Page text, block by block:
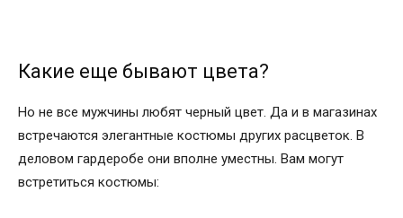
Какие еще бывают цвета?
Но не все мужчины любят черный цвет. Да и в магазинах
встречаются элегантные костюмы других расцветок. В
деловом гардеробе они вполне уместны. Вам могут
встретиться костюмы: